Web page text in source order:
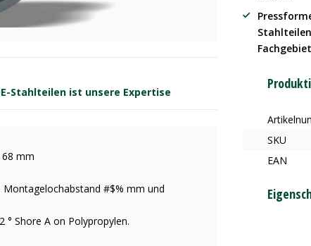
Stahlteilen ist unsere Expertise
mm
#$% mm und
° Shore A on Polypropylen.
Fachgebiet
SKU
EAN